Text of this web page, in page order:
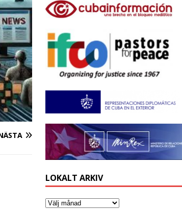
LOKALT ARKIV